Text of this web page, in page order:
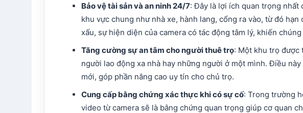
Bảo vệ tài sản và an ninh 24/7: Đây là lợi ích quan trọng nhất
khu vực chung như nhà xe, hành lang, cổng ra vào, từ đó
xấu, sự hiện diện của camera có tác động tâm lý, khiến
Tăng cường sự an tâm cho người thuê trọ: Một khu trọ được
người lao động xa nhà hay những người ở một mình. Điều
mới, góp phần nâng cao uy tín cho chủ trọ.
Cung cấp bằng chứng xác thực khi có sự cố: Trong trường
video từ camera sẽ là bằng chứng quan trọng giúp cơ quan